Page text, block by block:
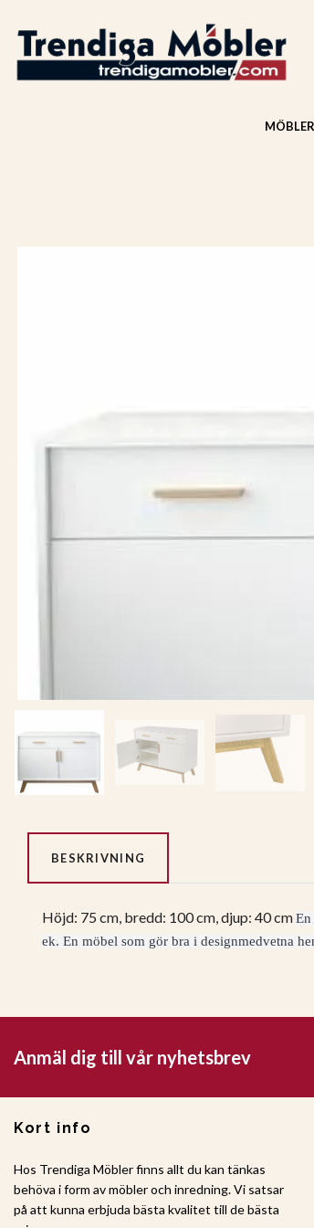
MÖBLER
BESKRIVNING
Höjd: 75 cm, bredd: 100 cm, djup: 40 cmEn
ek. En möbel som gör bra i designmedvetna
Anmäl dig till vår nyhetsbrev
Kort info
Hos Trendiga Möbler finns allt du kan tänkas
behöva i form av möbler och inredning. Vi satsar
på att kunna erbjuda bästa kvalitet till de bästa